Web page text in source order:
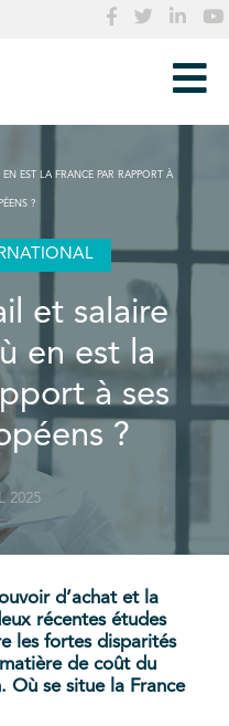
EST LA FRANCE PAR RAPPORT À
?
et salaire
en est la
à ses
?
2025
d’achat et la
récentes études
les fortes disparités
de coût du
Où se situe la France